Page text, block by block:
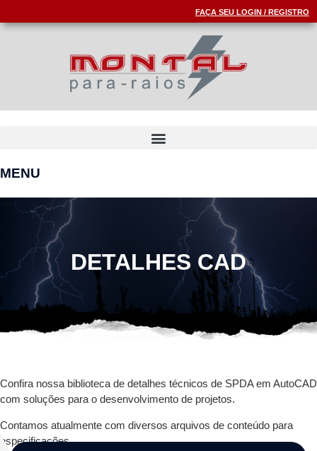
FAÇA SEU LOGIN / REGISTRO
MENU
DETALHES CAD
Confira nossa biblioteca de detalhes técnicos de SPDA em AutoCAD
com soluções para o desenvolvimento de projetos.
Contamos atualmente com diversos arquivos de conteúdo para
especificações.